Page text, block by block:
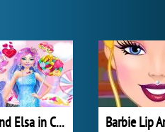
Barbie and Elsa in Candyland